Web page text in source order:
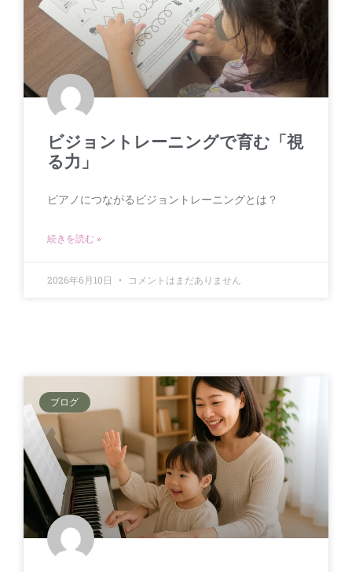
ビジョントレーニングで育む「視
る力」
ピアノにつながるビジョントレーニングとは？
続きを読む »
2026年6月10日 コメントはまだありません
ブログ